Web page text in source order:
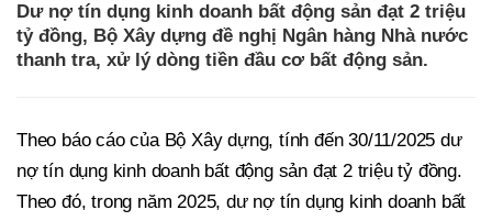
Dư nợ tín dụng kinh doanh bất động sản đạt 2 triệu
tỷ đồng, Bộ Xây dựng đề nghị Ngân hàng Nhà nước
thanh tra, xử lý dòng tiền đầu cơ bất động sản.
Theo báo cáo của Bộ Xây dựng, tính đến 30/11/2025 dư
nợ tín dụng kinh doanh bất động sản đạt 2 triệu tỷ đồng.
Theo đó, trong năm 2025, dư nợ tín dụng kinh doanh bất